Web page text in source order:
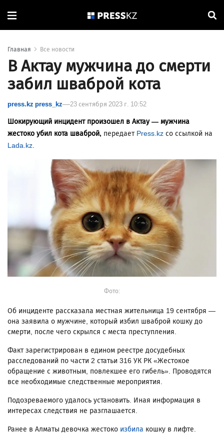
Главная Все новости
В Актау мужчина до смерти
забил шваброй кота
press.kz press_kz 23 сентября 2023 г. 10:52
Шокирующий инцидент произошел в Актау — мужчина
жестоко убил кота шваброй, передаетPress.kz со ссылкой на
Lada.kz.
Фото:
Об инциденте рассказала местная жительница 19 сентября —
она заявила о мужчине, который избил шваброй кошку до
смерти, после чего скрылся с места преступления.
Факт зарегистрирован в едином реестре досудебных
расследований по части 2 статьи 316 УК РК «Жестокое
обращение с животным, повлекшее его гибель». Проводятся
все необходимые следственные мероприятия.
Подозреваемого удалось установить. Иная информация в
интересах следствия не разглашается.
Ранее в Алматы девочка жестоко избила кошку в лифте.